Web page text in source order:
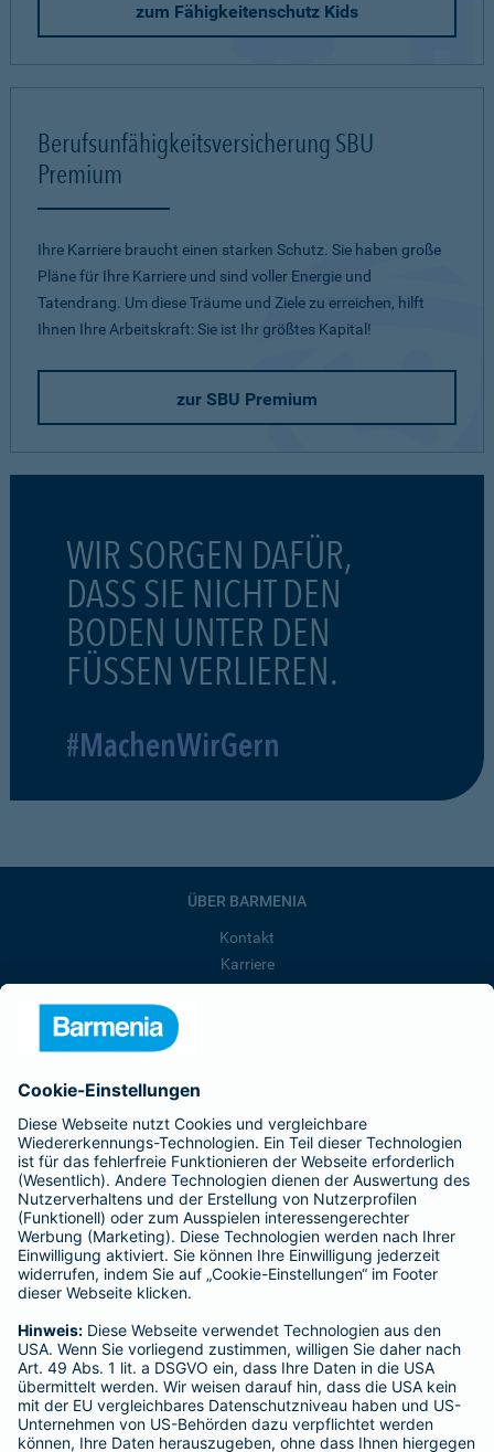
zum Fähigkeitenschutz Kids
Berufsunfähigkeitsversicherung SBU
Premium
Ihre Karriere braucht einen starken Schutz. Sie haben große
Pläne für Ihre Karriere und sind voller Energie und
Tatendrang. Um diese Träume und Ziele zu erreichen, hilft
Ihnen Ihre Arbeitskraft: Sie ist Ihr größtes Kapital!
zur SBU Premium
WIR SORGEN DAFÜR,
DASS SIE NICHT DEN
BODEN UNTER DEN
FÜSSEN VERLIEREN.
#MachenWirGern
ÜBER BARMENIA
Kontakt
Karriere
Barmenia ist Teil der BarmeniaGothaer
BELIEBTE SEITEN
Kranken-Zusatzversicherung
Tierversicherungen
Haftpflichtversicherung
Hausratversicherung
Adresse ändern
Schaden melden
Kilometerstandsmeldung
Serviceübersicht